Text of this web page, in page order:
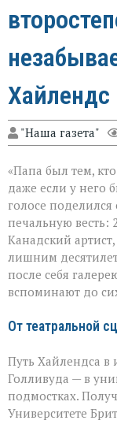
Хайлендс
"Наша газета"
«Папа был тем,
даже если у него
голосе
печальную весть:
Канадский
лишним
после себя
вспоминают до
От театральной
Путь Хайлендса в
Голливуда — в
подмостках.
Университете